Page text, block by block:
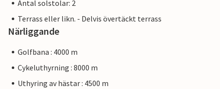
Antal solstolar: 2
Terrass eller likn. - Delvis övertäckt terrass
Närliggande
Golfbana : 4000 m
Cykeluthyrning : 8000 m
Uthyring av hästar : 4500 m